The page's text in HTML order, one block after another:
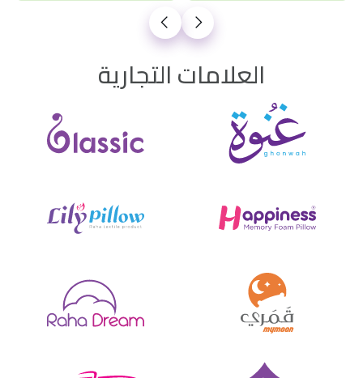
العلامات التجارية